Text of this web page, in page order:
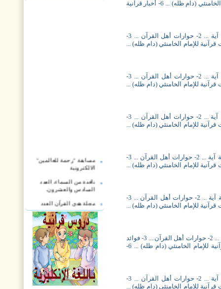
4- أشهر القرّاء المبدعين ... 5- استفتاءات قرآنية للإمام الخامنئي (دام ظله) ... 6- أخبار قرآنية
مجلة أريج القرآن، العدد التاسع والخمسون ... 1- قصة آية ... 2- حوارات أهل القرآن ... 3-
القرّاء المبدعين ... 5- استفتاءات قرآنية للإمام الخامنئي (دام ظله) ...
مجلة أريج القرآن، العدد الثامن والخمسون ... 1- قصة آية ... 2- حوارات أهل القرآن ... 3-
القرّاء المبدعين ... 5- استفتاءات قرآنية للإمام الخامنئي (دام ظله) ...
مجلة أريج القرآن، العدد السابع والخمسون ... 1- قصة آية ... 2- حوارات أهل القرآن ... 3-
القرّاء المبدعين ... 5- استفتاءات قرآنية للإمام الخامنئي (دام ظله) ...
مجلة أريج القرآن، العدد السادس والخمسون ... 1- قصة آية ... 2- حوارات أهل القرآن ... 3-
القرّاء المبدعين ... 5- استفتاءات قرآنية للإمام الخامنئي (دام ظله) ...
مجلة أريج القرآن، العدد الخامس والخمسون ... 1- قصة آية ... 2- حوارات أهل القرآن ... 3-
القرّاء المبدعين ... 5- استفتاءات قرآنية للإمام الخامنئي (دام ظله) ...
مجلة أريج القرآن، العدد الرابع والخمسون ... 1- قصة آية ... 2- حوارات أهل القرآن ... 3- فوائد
قرآنية ... 4- أشهر القرّاء المبدعين ... 5- استفتاءات قرآنية للإمام الخامنئي (دام ظله) ... 6-
مجلة أريج القرآن، العدد الثالث والخمسون ... 1- قصة آية ... 2- حوارات أهل القرآن ... 3-
القرّاء المبدعين ... 5- استفتاءات قرآنية للإمام الخامنئي (دام ظله) ...
مسابقة "رحمة للعالمين"
الالكترونية
نافذة من السماء، العدد
السادس والعشرون.
مجلة هدى القرآن العدد
الثاني والعشرون
مجلة أريج القرآن، العدد
السادس والتسعون
نافذة من السماء، العدد
الخامس والعشرون
مجلة هدى القرآن العدد
الواحد والعشرون
مجلة أريج القرآن، العدد